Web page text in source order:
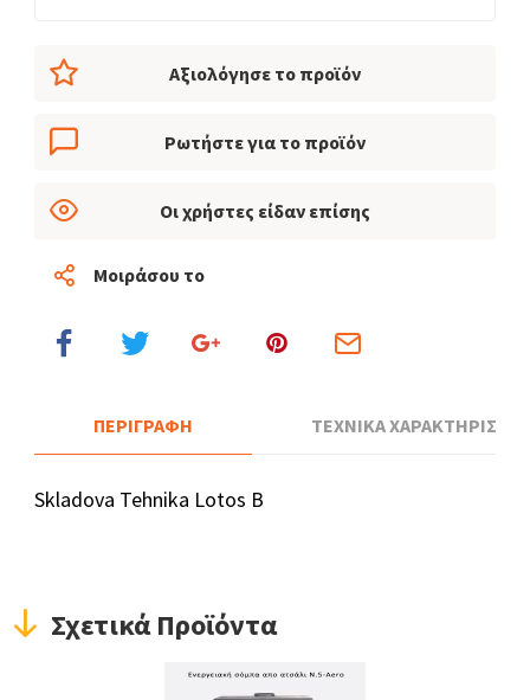
Αξιολόγησε το προϊόν
Ρωτήστε για το προϊόν
Οι χρήστες είδαν επίσης
Μοιράσου το
ΠΕΡΙΓΡΑΦΗ ΤΕΧΝΙΚΑ
Skladova Tehnika Lotos B
Σχετικά Προϊόντα